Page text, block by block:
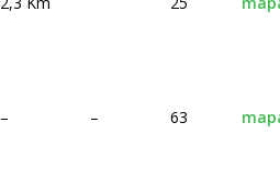
– – 63